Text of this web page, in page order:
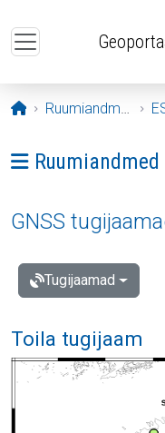
Avaleht
Ruumiandmed
Ava menüü:
Ruumiandmed
GNSS
Tugijaamad
Toila tugijaam